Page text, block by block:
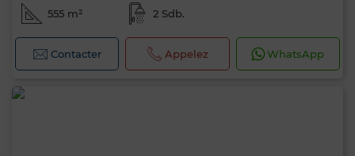
555 m² 2 Sdb.
Contacter Appelez WhatsApp